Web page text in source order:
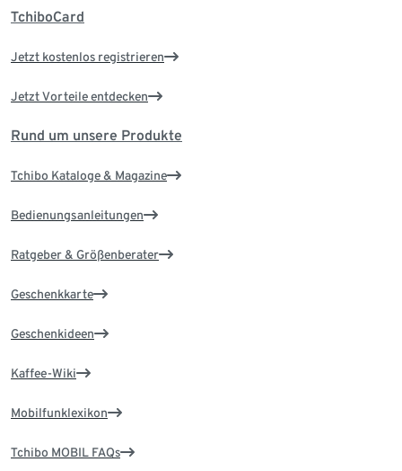
TchiboCard
Jetzt kostenlos registrieren
Jetzt Vorteile entdecken
Rund um unsere Produkte
Tchibo Kataloge & Magazine
Bedienungsanleitungen
Ratgeber & Größenberater
Geschenkkarte
Geschenkideen
Kaffee-Wiki
Mobilfunklexikon
Tchibo MOBIL FAQs